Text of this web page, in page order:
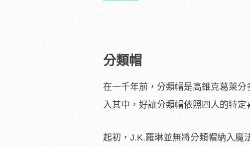
分類帽
在一千年前，分類帽是高錐克葛萊
入其中，好讓分類帽依照四人的特定
起初，J.K.羅琳並無將分類帽納入魔